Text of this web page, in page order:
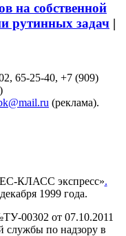
на собственной
рутинных задач |
65-25-40, +7 (909)
(реклама).
КЛАСС экспресс».
1999 года.
00302 от 07.10.2011
службы по надзору в